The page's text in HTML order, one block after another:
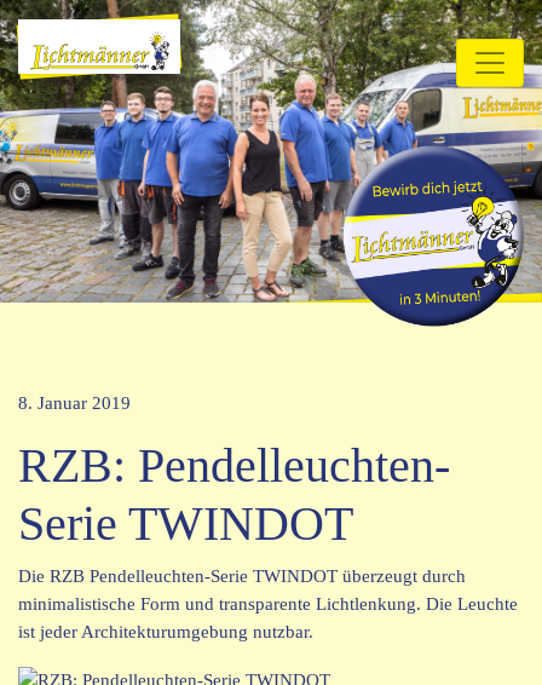
8. Januar 2019
RZB: Pendelleuchten-
Serie TWINDOT
Die RZB Pendelleuchten-Serie TWINDOT überzeugt durch
minimalistische Form und transparente Lichtlenkung. Die Leuchte
ist jeder Architekturumgebung nutzbar.